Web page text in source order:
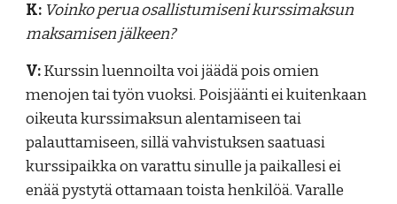
K: Voinko perua osallistumiseni kurssimaksun
maksamisen jälkeen?
V:Kurssin luennoilta voi jäädä pois omien
menojen tai työn vuoksi. Poisjäänti ei kuitenkaan
oikeuta kurssimaksun alentamiseen tai
palauttamiseen, sillä vahvistuksen saatuasi
kurssipaikka on varattu sinulle ja paikallesi ei
enää pystytä ottamaan toista henkilöä. Varalle